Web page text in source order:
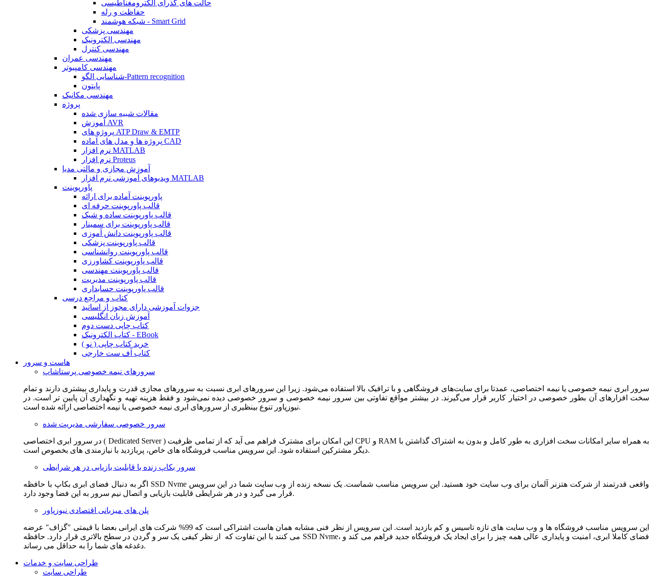
حالت های گذرای الکترومغناطیسی
حفاظت و رله
شبکه هوشمند - Smart Grid
مهندسی پزشکی
مهندسی الکترونیک
مهندسی کنترل
مهندسی عمران
مهندسی کامپیوتر
شناسایی الگو-Pattern recognition
پایتون
مهندسی مکانیک
پروژه
مقالات شبیه سازی شده
آموزش AVR
پروژه های ATP Draw & EMTP
پروژه ها و مدل های آماده CAD
نرم افزار MATLAB
نرم افزار Proteus
آموزش مجازی و مالتی مدیا
ویدیوهای آموزشی نرم افزار MATLAB
پاورپوینت
پاورپوینت آماده برای ارائه
قالب پاورپوینت حرفه ای
قالب پاورپوینت ساده و شیک
قالب پاورپوینت برای سمینار
قالب پاورپوینت دانش آموزی
قالب پاورپوینت پزشکی
قالب پاورپوینت روانشناسی
قالب پاورپوینت کشاورزی
قالب پاورپوینت مهندسی
قالب پاورپوینت مدیریت
قالب پاورپوینت حسابداری
کتاب و مراجع درسی
جزوات آموزشی دارای مجوز از اساتید
آموزش زبان انگلیسی
کتاب چاپی دست دوم
کتاب الکترونیک - EBook
خرید کتاب چاپی ( نو )
کتاب آف ست خارجی
هاست و سرور
سرورهای نیمه خصوصی پرستاشاپ
سرور ابری نیمه خصوصی یا نیمه اختصاصی، عمدتا برای سایت‌های فروشگاهی و با ترافیک بالا استفاده می‌شود. زیرا این سرورهای ابری نسبت به سرورهای مجازی قدرت و پایداری بیشتری دارند و تمام
سخت افزارهای آن بطور خصوصی در اختیار کاربر قرار می‌گیرند. در بیشتر مواقع تفاوتی بین سرور نیمه خصوصی و سرور خصوصی دیده نمی‌شود و فقط هزینه تهیه و نگهداری آن پایین تر است. در
نیوزپاور تنوع بینظیری از سرورهای ابری نیمه خصوصی یا نیمه اختصاصی ارائه شده است.
سرور خصوصی سفارشی مدیریت شده
در سرور ابری اختصاصی ( Dedicated Server ) این امکان برای مشترک فراهم می آید که از تمامی ظرفیت CPU و RAM به همراه سایر امکانات سخت افزاری به طور کامل و بدون به اشتراک گذاشتن با
دیگر مشترکین استفاده شود. این سرویس مناسب فروشگاه های خاص، پربازدید با نیازمندی های بخصوص است.
سرور بکاپ زنده با قابلیت بازیابی در هر شرایطی
اگر به دنبال فضای ابری بکاپ با حافظه SSD Nvme واقعی قدرتمند از شرکت هتزنر آلمان برای وب سایت خود هستید. این سرویس مناسب شماست. یک نسخه زنده از وب سایت شما در این سرویس
قرار می گیرد و در هر شرایطی قابلیت بازیابی و اتصال نیم سرور به این فضا وجود دارد.
پلن های میزبانی اقتصادی نیوزپاور
این سرویس مناسب فروشگاه ها و وب سایت های تازه تاسیس و کم بازدید است. این سرویس از نظر فنی مشابه همان هاست اشتراکی است که 99% شرکت های ایرانی بعضا با قیمتی "گزاف" عرضه
می کنند با این تفاوت که از نظر کیفی یک سر و گردن در سطح بالاتری قرار دارد. حافظه SSD Nvme، فضای کاملا ابری، امنیت و پایداری عالی همه چیز را برای ایجاد یک فروشگاه جدید فراهم می کند و
دغدغه های شما را به حداقل می رساند.
طراحی سایت و خدمات
طراحی سایت